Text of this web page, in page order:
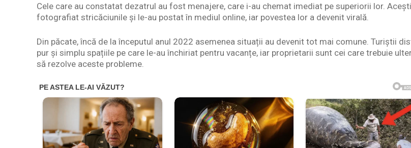
Cele care au constatat dezatrul au fost menajere, care i-au chemat imediat pe superiorii lor.
fotografiat stricăciunile și le-au postat în mediul online, iar povestea lor a devenit virală.
Din păcate, încă de la începutul anul 2022 asemenea situații au devenit tot mai comune. Turiștii
pur și simplu spațiile pe care le-au închiriat pentru vacanțe, iar proprietarii sunt cei care trebuie
să rezolve aceste probleme.